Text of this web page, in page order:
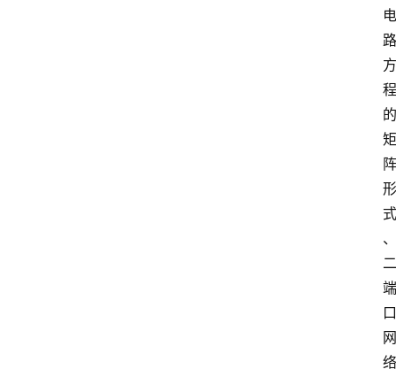
电
路
方
程
的
矩
阵
形
式
、
二
端
口
网
络